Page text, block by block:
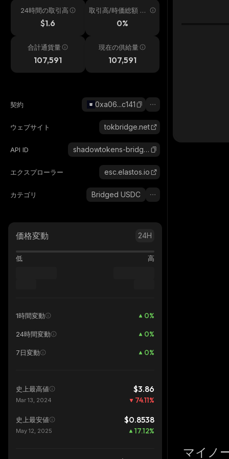
24時間の取引高
$1.6
取引高/時価総額 24
0%
合計通貨量
107,591
現在の供給量
107,591
契約 0xa06...c141
ウェブサイト tokbridge.net
API ID shadowtokens-bridged-usdc-elastos
エクスプローラー esc.elastos.io
カテゴリ Bridged USDC
価格変動 24H
低 高
1時間変動 0%
24時間変動 0%
7日変動 0%
史上最高値 $3.86
Mar 13, 2024 74.11%
史上最安値 $0.8538
May 12, 2025 17.12%
マイノ